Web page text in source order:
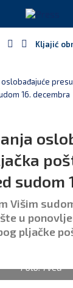
Kljajić
oslobađajuće
16. decembra
sudom
Višim
u
pljačke
Foto: TVCG